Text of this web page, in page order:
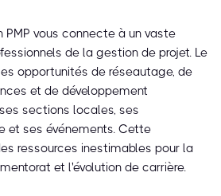
vous connecte à un vaste
de la gestion de projet. Le
opportunités de réseautage, de
et de développement
sections locales, ses
et ses événements. Cette
ressources inestimables pour la
et l'évolution de carrière.